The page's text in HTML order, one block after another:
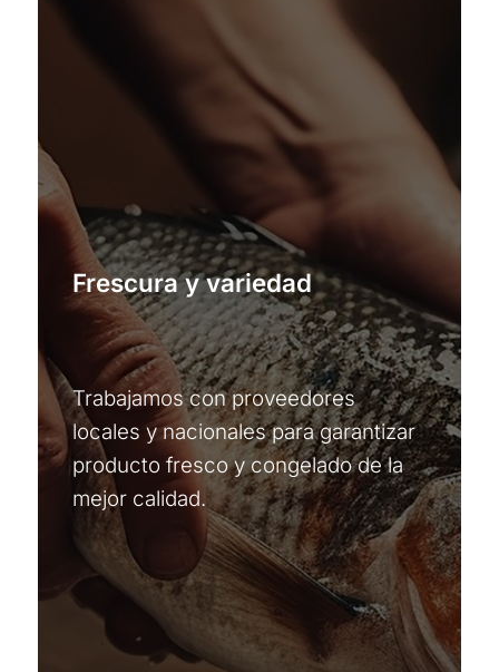
Frescura y variedad
Trabajamos con proveedores
locales y nacionales para garantizar
producto fresco y congelado de la
mejor calidad.